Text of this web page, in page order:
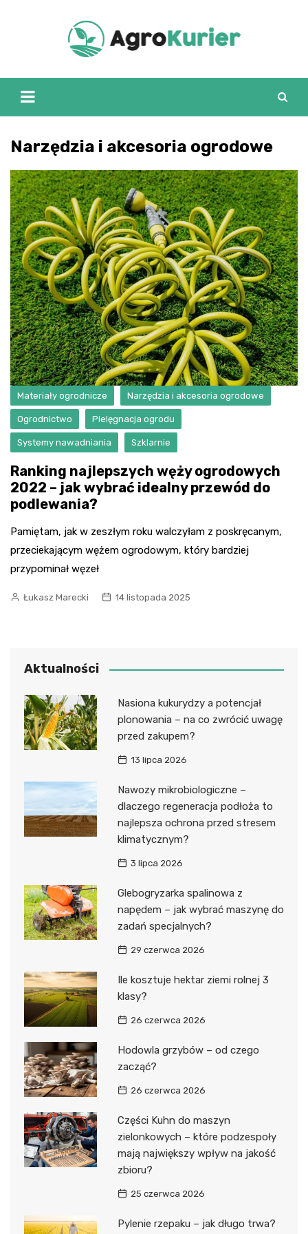
Narzędzia i akcesoria ogrodowe
Materiały ogrodnicze Narzędzia i akcesoria ogrodowe
Ogrodnictwo Pielęgnacja ogrodu
Systemy nawadniania Szklarnie
Ranking najlepszych węży ogrodowych
2022 – jak wybrać idealny przewód do
podlewania?
Pamiętam, jak w zeszłym roku walczyłam z poskręcanym,
przeciekającym wężem ogrodowym, który bardziej
przypominał węzeł
Łukasz Marecki 14 listopada 2025
Aktualności
Nasiona kukurydzy a potencjał
plonowania – na co zwrócić uwagę
przed zakupem?
13 lipca 2026
Nawozy mikrobiologiczne –
dlaczego regeneracja podłoża to
najlepsza ochrona przed stresem
klimatycznym?
3 lipca 2026
Glebogryzarka spalinowa z
napędem – jak wybrać maszynę do
zadań specjalnych?
29 czerwca 2026
Ile kosztuje hektar ziemi rolnej 3
klasy?
26 czerwca 2026
Hodowla grzybów – od czego
zacząć?
26 czerwca 2026
Części Kuhn do maszyn
zielonkowych – które podzespoły
mają największy wpływ na jakość
zbioru?
25 czerwca 2026
Pylenie rzepaku – jak długo trwa?